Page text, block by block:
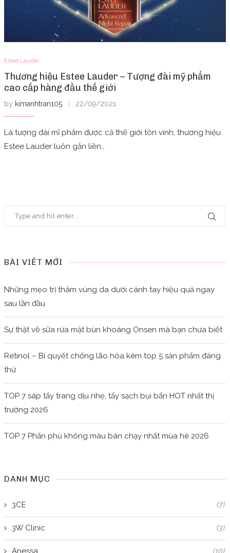
Estee Lauder
Thương hiệu Estee Lauder – Tượng đài mỹ phẩm
cao cấp hàng đầu thế giới
by kimanhtran105 22/09/2021
Là tượng đài mĩ phẩm được cả thế giới tôn vinh, thương hiệu
Estee Lauder luôn gắn liền…
BÀI VIẾT MỚI
Những mẹo trị thâm vùng da dưới cánh tay hiệu quả ngay
sau lần đầu
Sự thật về sữa rửa mặt bùn khoáng Onsen mà bạn chưa biết
Retinol – Bí quyết chống lão hóa kèm top 5 sản phẩm đáng
thử
TOP 7 sáp tẩy trang dịu nhẹ, tẩy sạch bụi bẩn HOT nhất thị
trường 2026
TOP 7 Phấn phủ không màu bán chạy nhất mùa hè 2026
DANH MỤC
3CE (7)
3W Clinic (3)
Anessa (10)